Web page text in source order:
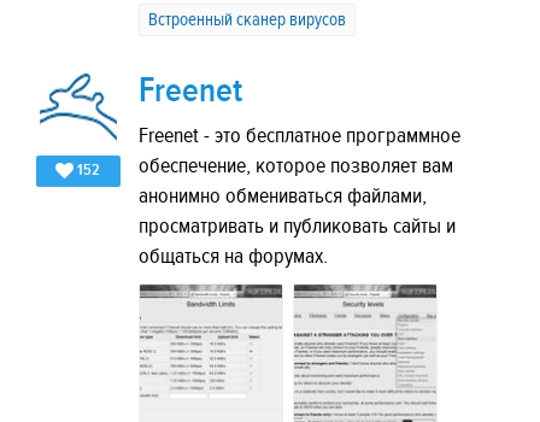
Встроенный сканер вирусов
152
Freenet
Freenet - это бесплатное программное
обеспечение, которое позволяет вам
анонимно обмениваться файлами,
просматривать и публиковать сайты и
общаться на форумах.